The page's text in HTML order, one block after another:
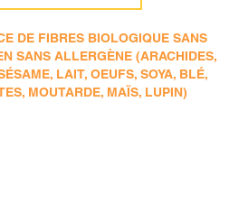
DE FIBRES BIOLOGIQUE SANS
SANS ALLERGÈNE (ARACHIDES,
LAIT, OEUFS, SOYA, BLÉ,
MOUTARDE, MAÏS, LUPIN)